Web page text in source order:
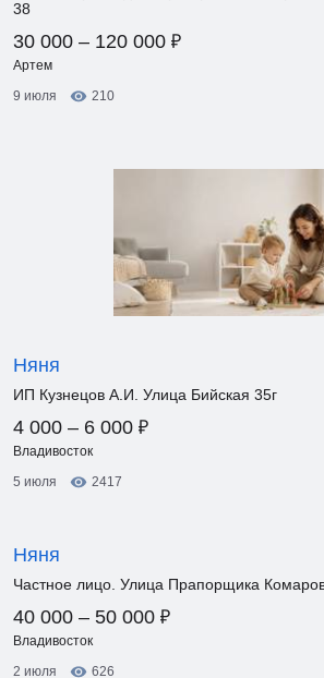
38
30 000 – 120 000 ₽
Артем
9 июля
210
Няня
ИП Кузнецов А.И. Улица Бийская 35г
4 000 – 6 000 ₽
Владивосток
5 июля
2417
Няня
Частное лицо. Улица Прапорщика
40 000 – 50 000 ₽
Владивосток
2 июля
626